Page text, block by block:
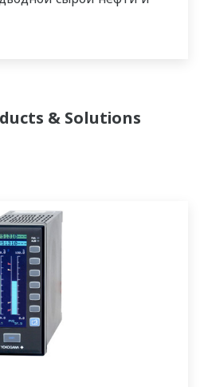
обычно
стадии до
могут быть
или трубопроводы
что требует
& Solutions